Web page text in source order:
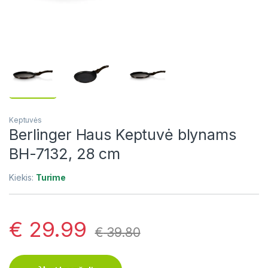
Keptuvės
Berlinger Haus Keptuvė blynams
BH-7132, 28 cm
Kiekis: Turime
€ 29.99 €39.80